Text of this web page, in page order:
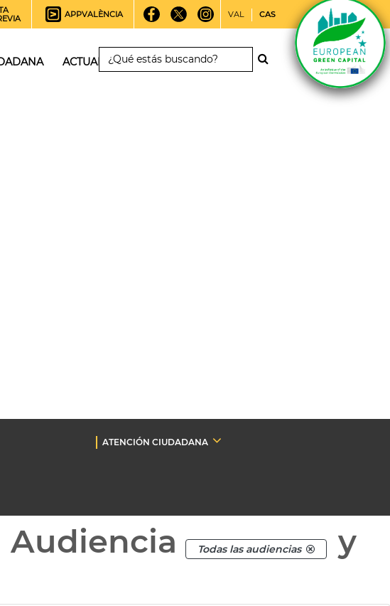
APPVALÈNCIA VAL CAS
ACTUALIDAD
ATENCIÓN CIUDADANA
Audiencia Todas las audiencias
y